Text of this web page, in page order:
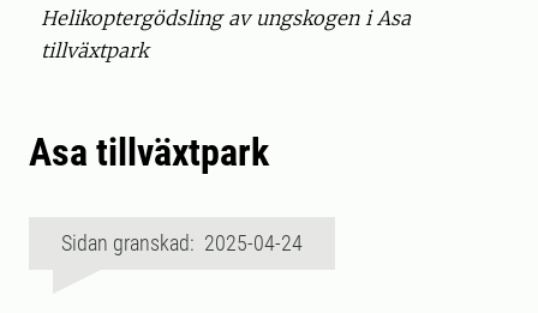
Helikoptergödsling av ungskogen i Asa
tillväxtpark
Asa tillväxtpark
Sidan granskad: 2025-04-24